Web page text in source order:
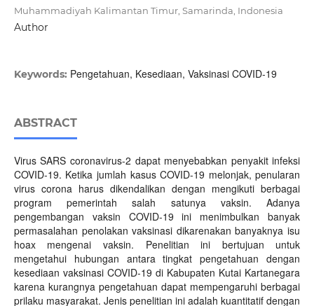
Muhammadiyah Kalimantan Timur, Samarinda, Indonesia
Author
Keywords: Pengetahuan, Kesediaan, Vaksinasi COVID-19
ABSTRACT
Virus SARS coronavirus-2 dapat menyebabkan penyakit infeksi
COVID-19. Ketika jumlah kasus COVID-19 melonjak, penularan
virus corona harus dikendalikan dengan mengikuti berbagai
program pemerintah salah satunya vaksin. Adanya
pengembangan vaksin COVID-19 ini menimbulkan banyak
permasalahan penolakan vaksinasi dikarenakan banyaknya isu
hoax mengenai vaksin. Penelitian ini bertujuan untuk
mengetahui hubungan antara tingkat pengetahuan dengan
kesediaan vaksinasi COVID-19 di Kabupaten Kutai Kartanegara
karena kurangnya pengetahuan dapat mempengaruhi berbagai
prilaku masyarakat. Jenis penelitian ini adalah kuantitatif dengan